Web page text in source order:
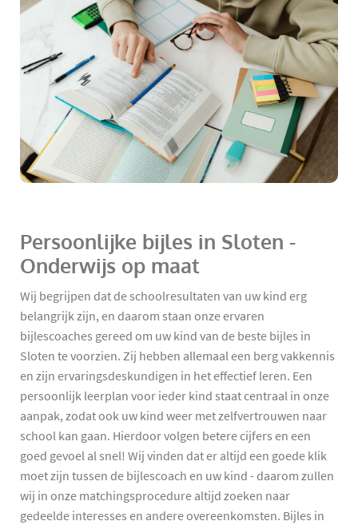
Persoonlijke bijles in Sloten -
Onderwijs op maat
Wij begrijpen dat de schoolresultaten van uw kind erg
belangrijk zijn, en daarom staan onze ervaren
bijlescoaches gereed om uw kind van de beste bijles in
Sloten te voorzien. Zij hebben allemaal een berg vakkennis
en zijn ervaringsdeskundigen in het effectief leren. Een
persoonlijk leerplan voor ieder kind staat centraal in onze
aanpak, zodat ook uw kind weer met zelfvertrouwen naar
school kan gaan. Hierdoor volgen betere cijfers en een
goed gevoel al snel! Wij vinden dat er altijd een goede klik
moet zijn tussen de bijlescoach en uw kind - daarom zullen
wij in onze matchingsprocedure altijd zoeken naar
gedeelde interesses en andere overeenkomsten. Bijles in